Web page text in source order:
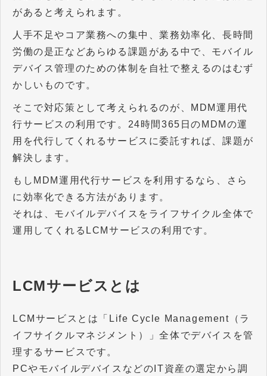
があると考えられます。
人手不足やコア業務への集中、業務効率化、長時間
労働の是正などあらゆる課題がある中で、モバイル
デバイス管理のための体制を自社で整えるのはむず
かしいものです。
そこで対応策として考えられるのが、MDM運用代
行サービスの利用です。24時間365日のMDMの運
用を代行してくれるサービスに委託すれば、課題が
解決します。
もしMDM運用代行サービスを利用するなら、さら
に効率化できる方法があります。
それは、モバイルデバイスをライフサイクル全体で
運用してくれるLCMサービスの利用です。
LCMサービスとは
LCMサービスとは「Life Cycle Management（ラ
イフサイクルマネジメント）」全体でデバイスを管
理するサービスです。
PCやモバイルデバイスなどのIT資産の選定から調